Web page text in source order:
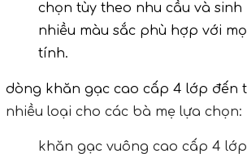
chọn tùy theo nhu cầu và sinh
nhiều màu sắc phù hợp với
tính.
dòng khăn gạc cao cấp 4 lớp đến
nhiều loại cho các bà mẹ lựa chọn:
khăn gạc vuông cao cấp 4